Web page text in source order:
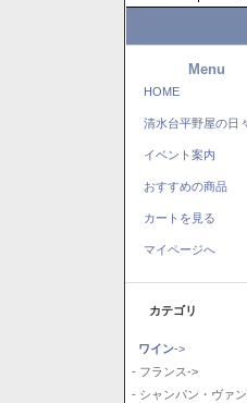
Menu
HOME
清水台平野屋の日
イベント案内
おすすめの商品
カートを見る
マイページへ
カテゴリ
ワイン->
- フランス->
- シャンパン・ヴァ